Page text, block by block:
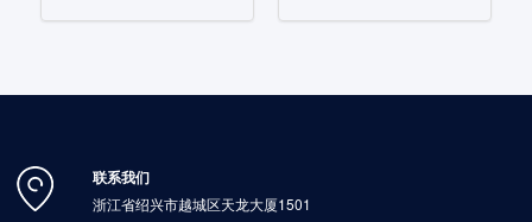
联系我们
浙江省绍兴市越城区天龙大厦1501